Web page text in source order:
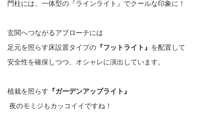
門柱には、一体型の『ラインライト』でクールな印象に！
玄関へつながるアプローチには
足元を照らす床設置タイプの 『フットライト』 を配置して
安全性を確保しつつ、オシャレに演出しています。
植栽を照らす 『ガーデンアップライト』
夜のモミジもカッコイイですね！